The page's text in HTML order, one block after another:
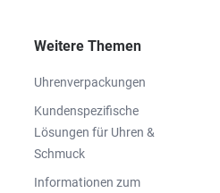
Weitere Themen
Uhrenverpackungen
Kundenspezifische
Lösungen für Uhren &
Schmuck
Informationen zum